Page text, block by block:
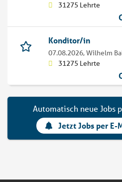
31275 Lehrte
Konditor/in
07.08.2026,Wilhelm
31275 Lehrte
Automatisch neue Jobs
Jetzt Jobs per E-